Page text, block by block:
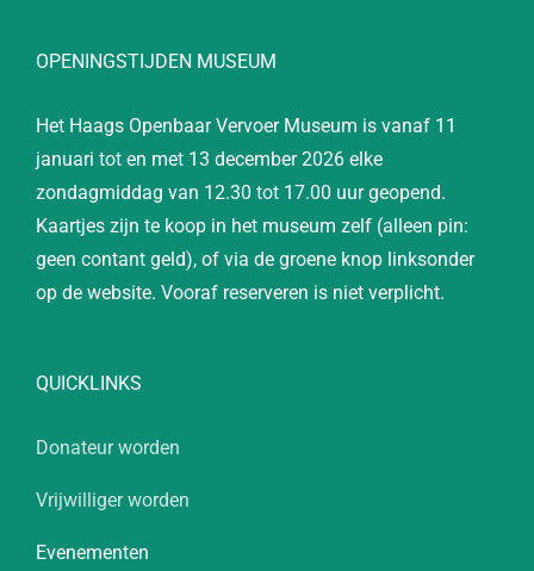
OPENINGSTIJDEN MUSEUM
Het Haags Openbaar Vervoer Museum is vanaf 11
januari tot en met 13 december 2026 elke
zondagmiddag van 12.30 tot 17.00 uur geopend.
Kaartjes zijn te koop in het museum zelf (alleen pin:
geen contant geld), of via de groene knop linksonder
op de website. Vooraf reserveren is niet verplicht.
QUICKLINKS
Donateur worden
Vrijwilliger worden
Evenementen